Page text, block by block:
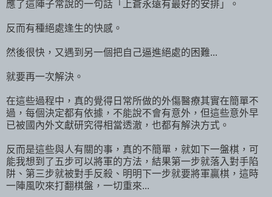
應了這陣子常說的一句話「上蒼永遠有最好的安排」。
反而有種絕處逢生的快感。
然後很快，又遇到另一個把自己逼進絕處的困難...
就要再一次解決。
在這些過程中，真的覺得日常所做的外傷醫療其實在簡單不
過，每個決定都有依據，不能說不會有意外，但這些意外早
已被國內外文獻研究得相當透澈，也都有解決方式。
反而是這些與人有關的事，真的不簡單，就如下一盤棋，可
能我想到了五步可以將軍的方法，結果第一步就落入對手陷
阱、第三步就被對手反殺、明明下一步就要將軍贏棋，這時
一陣風吹來打翻棋盤，一切重來...